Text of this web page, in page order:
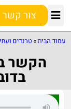
צור קשר
עמוד הבית»טרנדים
הקשר